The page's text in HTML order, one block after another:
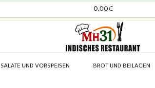
SALATE UND VORSPEISEN BROT UND BEILAGEN
0.00€